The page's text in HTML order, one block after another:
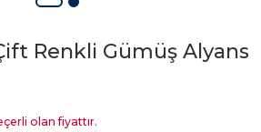
Renkli Gümüş Alyans
olan fiyattır.